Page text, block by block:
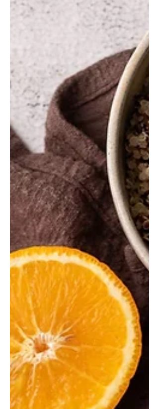
beterrabas descascadas e cortadas
em rodelas grossas (700g) - 1 colher
de sopa de azeite de oliva extra
virgem - 1 colher de chá